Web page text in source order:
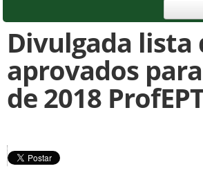
Divulgada lista
aprovados
de 2018